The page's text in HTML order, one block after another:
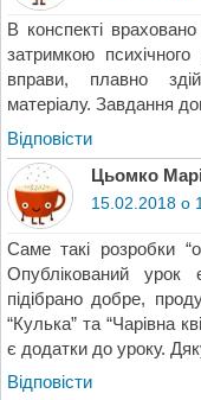
В конспекті враховано
затримкою
вправи, плавно
матеріалу. Завдання
Відповіcти
Цьомко
15.02.2018 о
Саме такі розробки
Опублікований урок
підібрано добре,
“Кулька” та “Чарівна
є додатки до уроку.
Відповіcти